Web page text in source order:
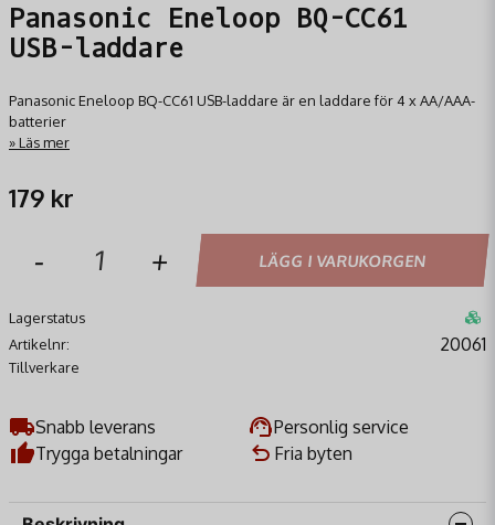
Panasonic Eneloop BQ-CC61
USB-laddare
Panasonic Eneloop BQ-CC61 USB-laddare är en laddare för 4 x AA/AAA-
batterier
Läs mer
179 kr
- + LÄGG I VARUKORGEN
Lagerstatus
Artikelnr:
20061
Tillverkare
Snabb leverans
Personlig service
Trygga betalningar
Fria byten